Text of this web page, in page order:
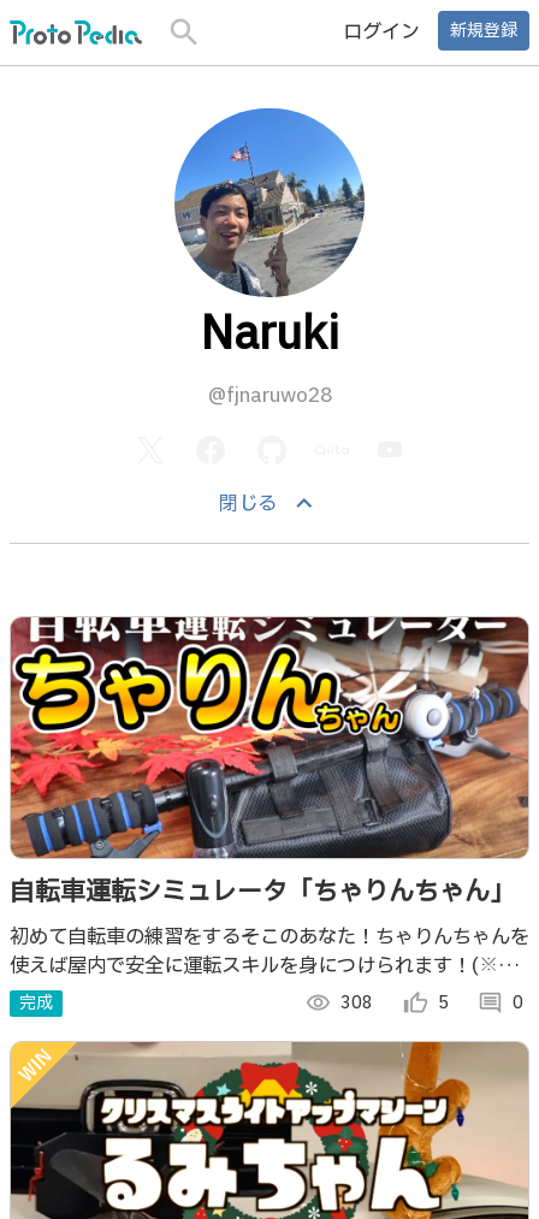
search ログイン 新規登録
Naruki
@fjnaruwo28
閉じる keyboard_arrow_up
自転車運転シミュレータ「ちゃりんちゃん」
初めて自転車の練習をするそこのあなた！ちゃりんちゃんを
使えば屋内で安全に運転スキルを身につけられます！(※バ
ランス感覚を除く)
完成 visibility 308 thumb_up_alt 5 comment 0